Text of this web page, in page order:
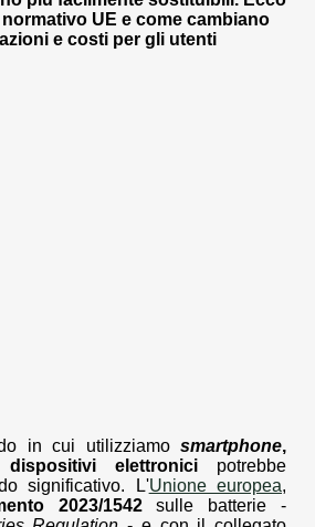
UE e come cambiano
e costi per gli utenti
in cui utilizziamo smartphone,
elettronici potrebbe
significativo. L'Unione europea,
2023/1542sulle batterie -